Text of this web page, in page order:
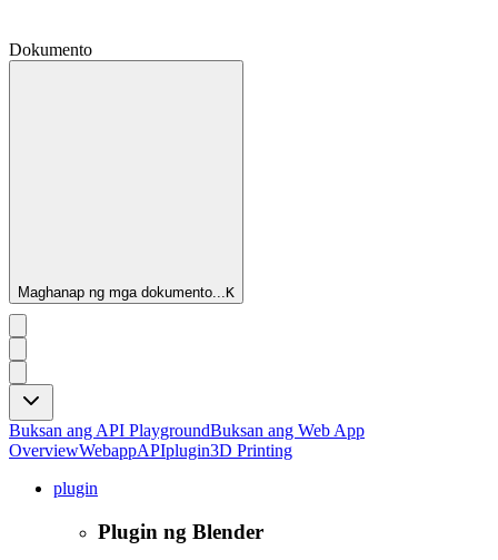
Dokumento
Maghanap ng mga dokumento...K
Buksan ang API PlaygroundBuksan ang Web App
OverviewWebappAPIplugin3D Printing
plugin
Plugin ng Blender